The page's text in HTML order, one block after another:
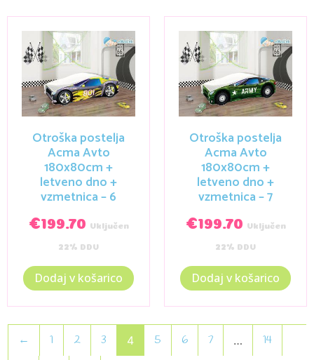
Otroška postelja
Acma Avto
180x80cm +
letveno dno +
vzmetnica – 6
€ 199.70 Vključen
22% DDV
Dodaj v košarico
Otroška postelja
Acma Avto
180x80cm +
letveno dno +
vzmetnica – 7
€ 199.70 Vključen
22% DDV
Dodaj v košarico
← 1 2 3 4 5 6 7 … 14